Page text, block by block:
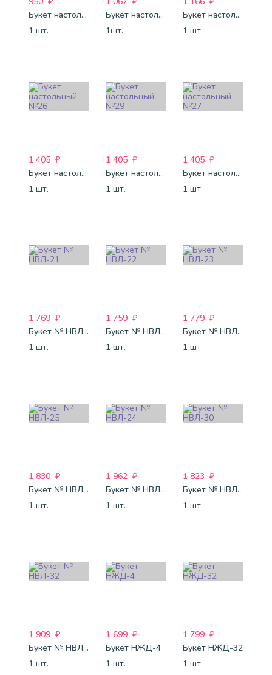
Букет настольный №47
1 шт.
Букет настольный №40
1шт.
Букет настольный №69
1 шт.
1 405 ₽
Букет настольный №26
1 шт.
1 405 ₽
Букет настольный №29
1 шт.
1 405 ₽
Букет настольный №27
1 шт.
1 769 ₽
Букет № НВЛ-21
1 шт.
1 759 ₽
Букет № НВЛ-22
1 шт.
1 779 ₽
Букет № НВЛ-23
1 шт.
1 830 ₽
Букет № НВЛ-25
1 шт.
1 962 ₽
Букет № НВЛ-24
1 шт.
1 823 ₽
Букет № НВЛ-30
1 шт.
1 909 ₽
Букет № НВЛ-32
1 шт.
1 699 ₽
Букет НЖД-4
1 шт.
1 799 ₽
Букет НЖД-32
1 шт.